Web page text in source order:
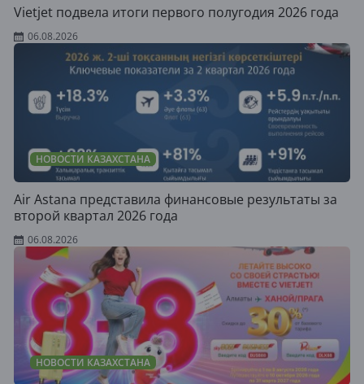
Vietjet подвела итоги первого полугодия 2026 года
06.08.2026
НОВОСТИ КАЗАХСТАНА
Air Astana представила финансовые результаты за
второй квартал 2026 года
06.08.2026
НОВОСТИ КАЗАХСТАНА